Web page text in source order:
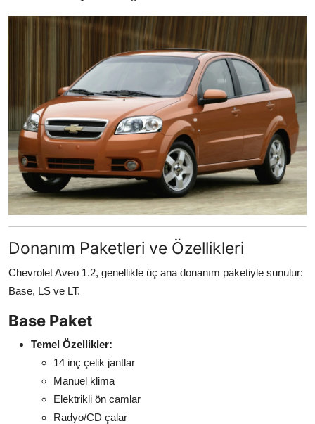
Donanım Paketleri ve Özellikleri
Chevrolet Aveo 1.2, genellikle üç ana donanım paketiyle sunulur:
Base, LS ve LT.
Base Paket
Temel Özellikler:
14 inç çelik jantlar
Manuel klima
Elektrikli ön camlar
Radyo/CD çalar